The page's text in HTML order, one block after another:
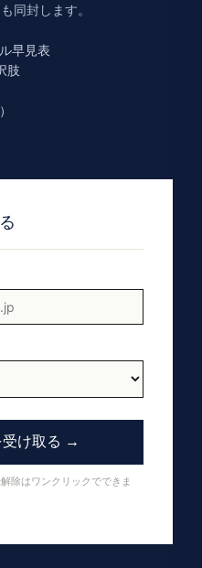
同封します。
早見表
肢
受け取る →
除はワンクリックでできま